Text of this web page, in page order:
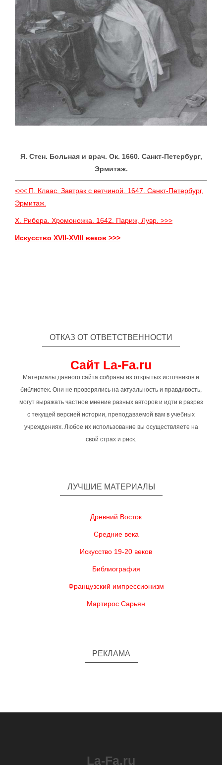
Я. Стен. Больная и врач. Ок. 1660. Санкт-Петербург,
Эрмитаж.
<<< П. Клаас. Завтрак с ветчиной. 1647. Санкт-Петербург,
Эрмитаж.
X. Рибера. Хромоножка. 1642. Париж, Лувр. >>>
Искусство XVII-XVIII веков >>>
ОТКАЗ ОТ ОТВЕТСТВЕННОСТИ
Сайт La-Fa.ru
Материалы данного сайта собраны из открытых источников и
библиотек. Они не проверялись на актуальность и правдивость,
могут выражать частное мнение разных авторов и идти в разрез
с текущей версией истории, преподаваемой вам в учебных
учреждениях. Любое их использование вы осуществляете на
свой страх и риск.
ЛУЧШИЕ МАТЕРИАЛЫ
Древний Восток
Средние века
Искусство 19-20 веков
Библиография
Французский импрессионизм
Мартирос Сарьян
РЕКЛАМА
La-Fa.ru